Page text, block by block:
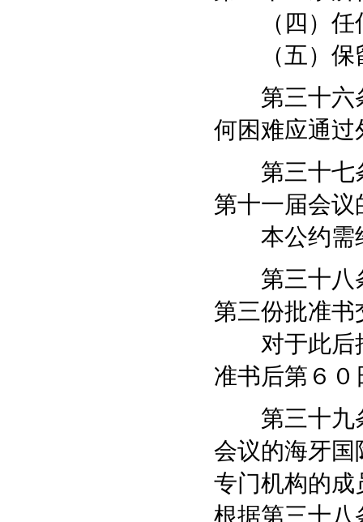
（四）任何
（五）保
第三十六
何困难应通过
第三十七
第十一届会
本公约需经
第三十八
第三份批准
对于此后批
准书后第６０
第三十九
会议的海牙国
专门机构的成
根据第三十八